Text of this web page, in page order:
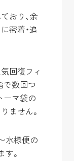
おり、余
密着・追
回復フィ
で数回つ
ーマ袋の
ません。
水様便の
。